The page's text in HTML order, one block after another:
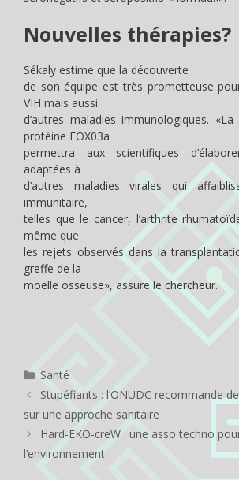
Nouvelles thérapies?
Sékaly estime que la découverte
de son équipe est très prometteuse
VIH mais aussi
d’autres maladies immunologiques.
protéine FOX03a
permettra aux scientifiques
adaptées à
d’autres maladies virales qui
immunitaire,
telles que le cancer, l’arthrite
même que
les rejets observés dans la
greffe de la
moelle osseuse», assure le chercheur.
Catégories
Santé
Stupéfiants : l’ONUDC recommande
sur une approche sanitaire
Hard-EKO-creW : une asso techno
l’environnement